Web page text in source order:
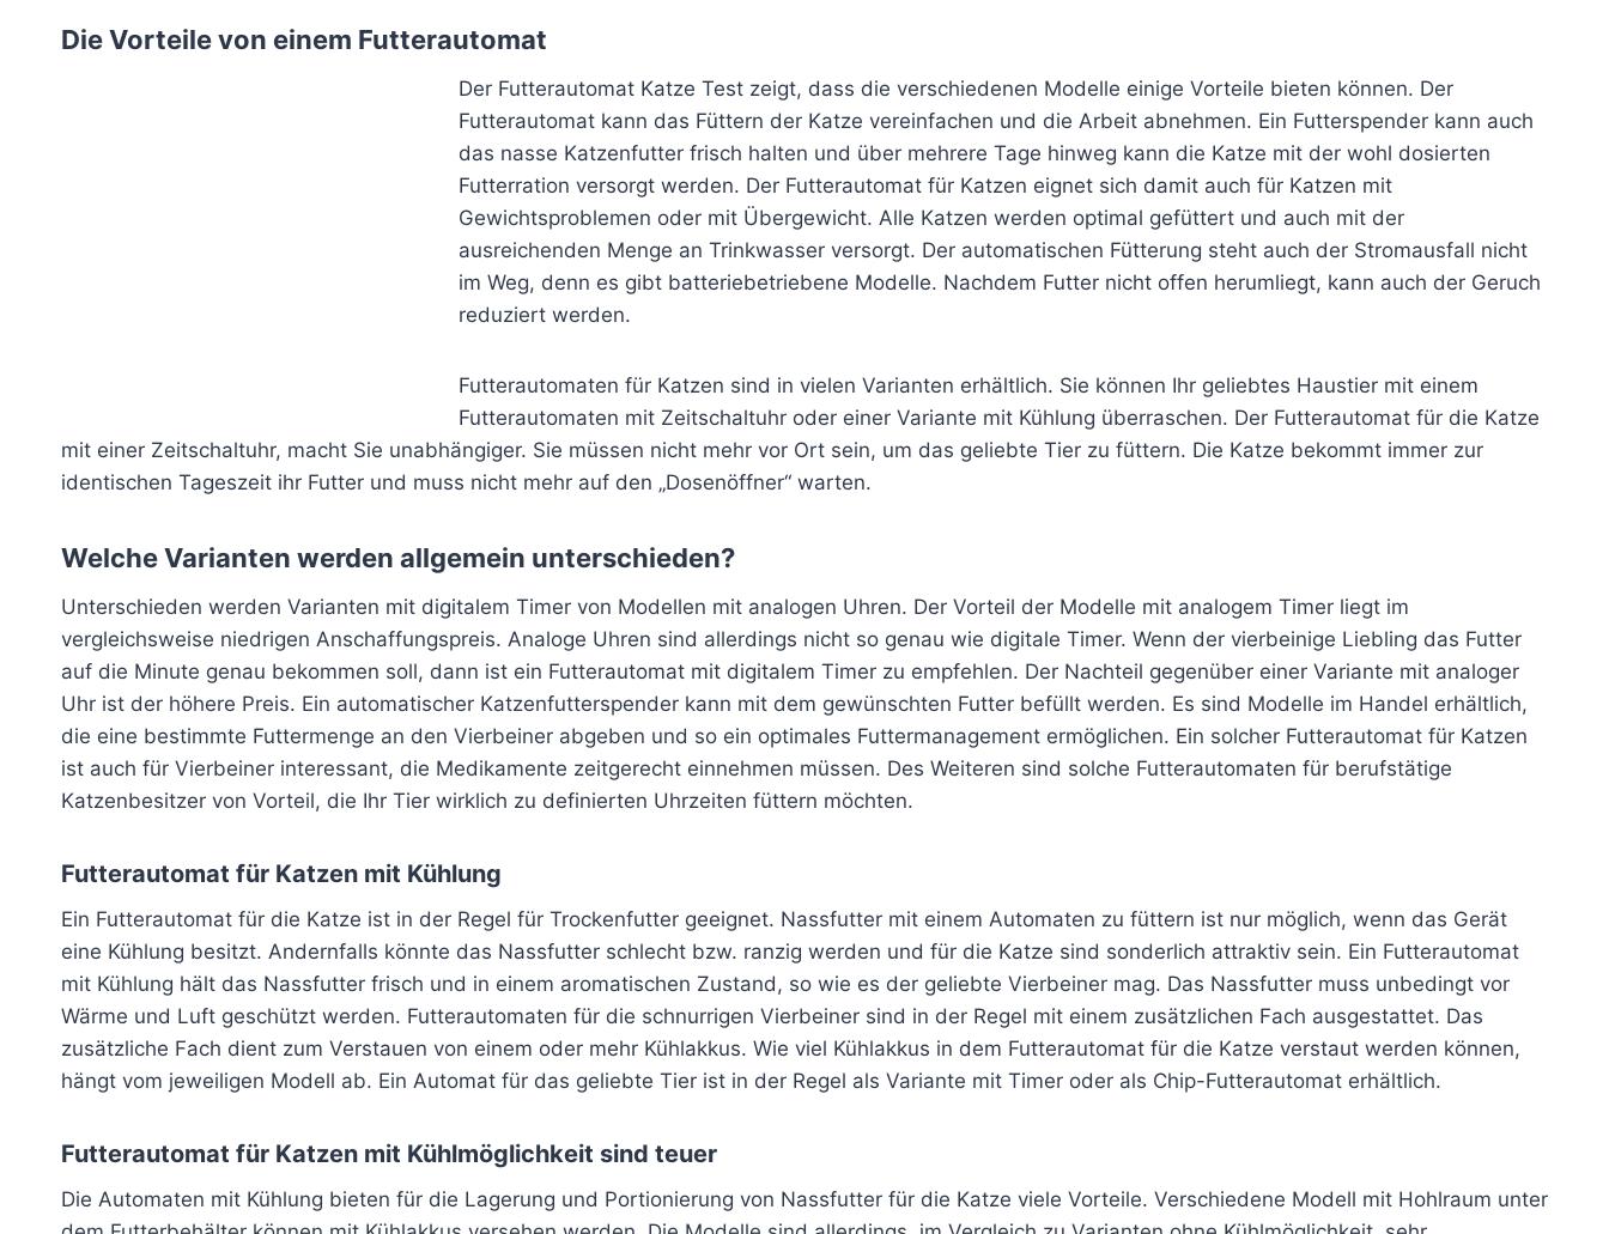
Die Vorteile von einem Futterautomat
Der Futterautomat Katze Test zeigt, dass die verschiedenen Modelle einige Vorteile bieten können. Der
Futterautomat kann das Füttern der Katze vereinfachen und die Arbeit abnehmen. Ein Futterspender kann auch
das nasse Katzenfutter frisch halten und über mehrere Tage hinweg kann die Katze mit der wohl dosierten
Futterration versorgt werden. Der Futterautomat für Katzen eignet sich damit auch für Katzen mit
Gewichtsproblemen oder mit Übergewicht. Alle Katzen werden optimal gefüttert und auch mit der
ausreichenden Menge an Trinkwasser versorgt. Der automatischen Fütterung steht auch der Stromausfall nicht
im Weg, denn es gibt batteriebetriebene Modelle. Nachdem Futter nicht offen herumliegt, kann auch der Geruch
reduziert werden.
Futterautomaten für Katzen sind in vielen Varianten erhältlich. Sie können Ihr geliebtes Haustier mit einem
Futterautomaten mit Zeitschaltuhr oder einer Variante mit Kühlung überraschen. Der Futterautomat für die Katze
mit einer Zeitschaltuhr, macht Sie unabhängiger. Sie müssen nicht mehr vor Ort sein, um das geliebte Tier zu füttern. Die Katze bekommt immer zur
identischen Tageszeit ihr Futter und muss nicht mehr auf den „Dosenöffner“ warten.
Welche Varianten werden allgemein unterschieden?
Unterschieden werden Varianten mit digitalem Timer von Modellen mit analogen Uhren. Der Vorteil der Modelle mit analogem Timer liegt im
vergleichsweise niedrigen Anschaffungspreis. Analoge Uhren sind allerdings nicht so genau wie digitale Timer. Wenn der vierbeinige Liebling das Futter
auf die Minute genau bekommen soll, dann ist ein Futterautomat mit digitalem Timer zu empfehlen. Der Nachteil gegenüber einer Variante mit analoger
Uhr ist der höhere Preis. Ein automatischer Katzenfutterspender kann mit dem gewünschten Futter befüllt werden. Es sind Modelle im Handel erhältlich,
die eine bestimmte Futtermenge an den Vierbeiner abgeben und so ein optimales Futtermanagement ermöglichen. Ein solcher Futterautomat für Katzen
ist auch für Vierbeiner interessant, die Medikamente zeitgerecht einnehmen müssen. Des Weiteren sind solche Futterautomaten für berufstätige
Katzenbesitzer von Vorteil, die Ihr Tier wirklich zu definierten Uhrzeiten füttern möchten.
Futterautomat für Katzen mit Kühlung
Ein Futterautomat für die Katze ist in der Regel für Trockenfutter geeignet. Nassfutter mit einem Automaten zu füttern ist nur möglich, wenn das Gerät
eine Kühlung besitzt. Andernfalls könnte das Nassfutter schlecht bzw. ranzig werden und für die Katze sind sonderlich attraktiv sein. Ein Futterautomat
mit Kühlung hält das Nassfutter frisch und in einem aromatischen Zustand, so wie es der geliebte Vierbeiner mag. Das Nassfutter muss unbedingt vor
Wärme und Luft geschützt werden. Futterautomaten für die schnurrigen Vierbeiner sind in der Regel mit einem zusätzlichen Fach ausgestattet. Das
zusätzliche Fach dient zum Verstauen von einem oder mehr Kühlakkus. Wie viel Kühlakkus in dem Futterautomat für die Katze verstaut werden können,
hängt vom jeweiligen Modell ab. Ein Automat für das geliebte Tier ist in der Regel als Variante mit Timer oder als Chip-Futterautomat erhältlich.
Futterautomat für Katzen mit Kühlmöglichkeit sind teuer
Die Automaten mit Kühlung bieten für die Lagerung und Portionierung von Nassfutter für die Katze viele Vorteile. Verschiedene Modell mit Hohlraum unter